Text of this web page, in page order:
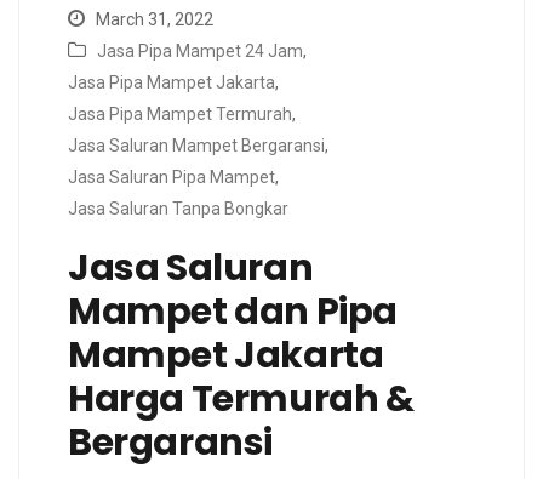
March 31, 2022
Jasa Pipa Mampet 24 Jam,
Jasa Pipa Mampet Jakarta,
Jasa Pipa Mampet Termurah,
Jasa Saluran Mampet Bergaransi,
Jasa Saluran Pipa Mampet,
Jasa Saluran Tanpa Bongkar
Jasa Saluran
Mampet dan Pipa
Mampet Jakarta
Harga Termurah &
Bergaransi